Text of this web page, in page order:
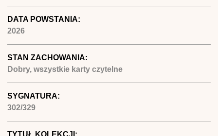
DATA POWSTANIA:
2026
STAN ZACHOWANIA:
Dobry, wszystkie karty czytelne
SYGNATURA:
302/329
TYTUŁ KOLEKCJI: